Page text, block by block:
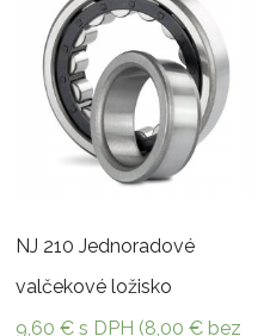
NJ 210 Jednoradové
valčekové ložisko
9,60€ s DPH (8,00€ bez